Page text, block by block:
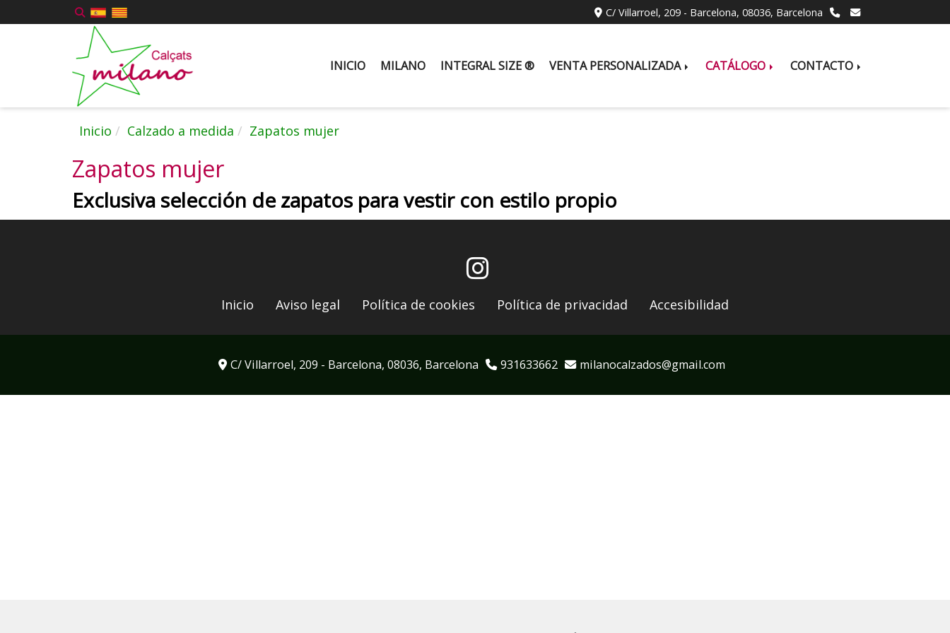
C/ Villarroel, 209 - Barcelona, 08036, Barcelona
INICIO MILANO INTEGRAL SIZE ® VENTA PERSONALIZADA CATÁLOGO CONTACTO
Inicio Calzado a medida Zapatos mujer
Zapatos mujer
Exclusiva selección de zapatos para vestir con estilo propio
Inicio Aviso legal Política de cookies Política de privacidad Accesibilidad
C/ Villarroel, 209 - Barcelona, 08036, Barcelona 931633662 milanocalzados gmail.com